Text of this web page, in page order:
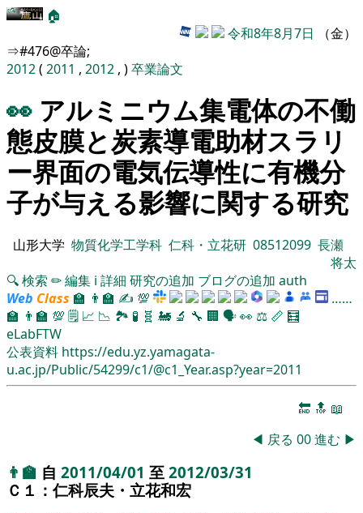
🏠
令和8年8月7日 （金）
⇒#476@卒論;
2012( 2011 , 2012 , )卒業論文
👀 アルミニウム集電体の不働
態皮膜と炭素導電助材スラリ
ー界面の電気伝導性に有機分
子が与える影響に関する研究
山形大学 物質化学工学科 仁科・立花研 08512099 長瀬
将太
🔍検索 ✏編集 ℹ️ 詳細 研究の追加 ブログの追加 auth
Web Class 🏫 👨‍🏫 ✍ 💯
……
🏫 👨‍🏫 💯 🗒️ 📈 📉 🏞 🧪 🧬 🚂 🔬 🔧 🏢 🗣️👀 ⚖️ 📏 🧮
eLabFTW
公表資料 https://edu.yz.yamagata-
u.ac.jp/Public/54299/c1/@c1_Year.asp?year=2011
🔚 🔝 📖
◀ 戻る 00進む ▶
👨‍🏫 自 2011/04/01 至 2012/03/31
Ｃ１：仁科辰夫・立花和宏